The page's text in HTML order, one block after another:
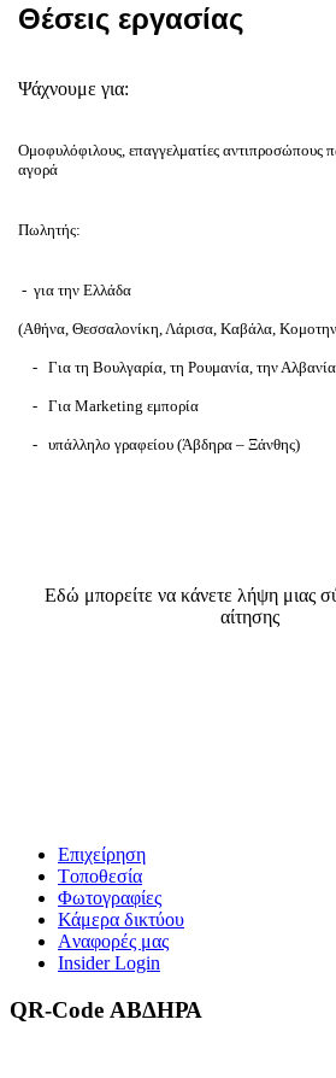
Θέσεις εργασίας
Ψάχνουμε για:
Ομοφυλόφιλους, επαγγελματίες αντιπροσώπους
αγορά
Πωλητής:
- για την Ελλάδα
(Αθήνα, Θεσσαλονίκη, Λάρισα, Καβάλα,
- Για τη Βουλγαρία, τη Ρουμανία, την
- Για Marketing εμπορία
- υπάλληλο γραφείου (Άβδηρα – Ξάνθης)
Εδώ μπορείτε να κάνετε λήψη μιας
αίτησης
Επιχείρηση
Tοποθεσία
Φωτογραφίες
Κάμερα δικτύου
Aναφορές μας
Insider Login
QR-Code ΑΒΔΗΡΑ